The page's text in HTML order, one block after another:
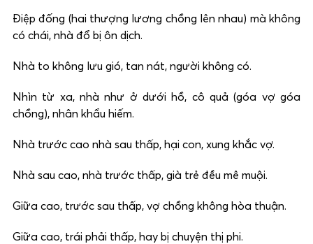
Điệp đống (hai thượng lương chồng lên nhau) mà không
có chái, nhà đổ bị ôn dịch.
Nhà to không lưu gió, tan nát, người không có.
Nhìn từ xa, nhà như ở dưới hồ, cô quả (góa vợ góa
chồng), nhân khẩu hiếm.
Nhà trước cao nhà sau thấp, hại con, xung khắc vợ.
Nhà sau cao, nhà trước thấp, già trẻ đều mê muội.
Giữa cao, trước sau thấp, vợ chồng không hòa thuận.
Giữa cao, trái phải thấp, hay bị chuyện thị phi.